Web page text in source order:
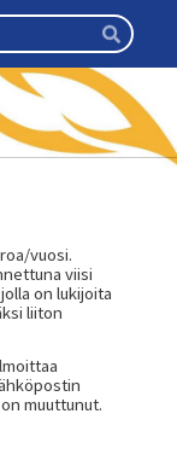
Haku
Hae
vuosi.
viisi
on lukijoita
liiton
muuttunut.